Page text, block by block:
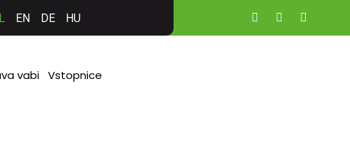
EN DE HU
vabi Vstopnice